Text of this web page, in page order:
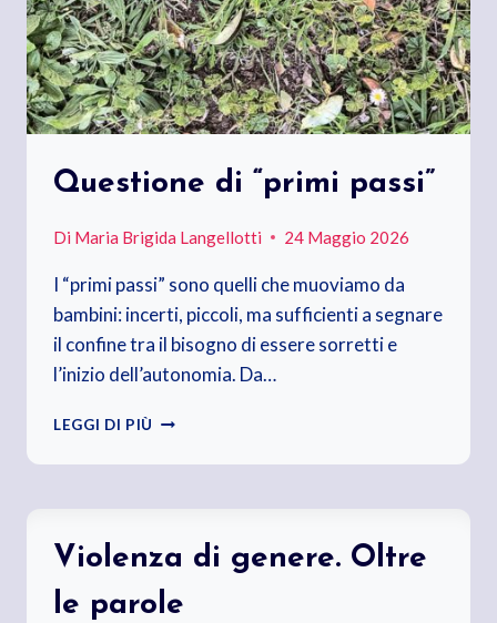
Questione di “primi passi”
Di Maria Brigida Langellotti 24 Maggio 2026
I “primi passi” sono quelli che muoviamo da
bambini: incerti, piccoli, ma sufficienti a segnare
il confine tra il bisogno di essere sorretti e
l’inizio dell’autonomia. Da…
LEGGI DI PIÙ QUESTIONE
“PRIMI
Violenza di genere. Oltre
le parole